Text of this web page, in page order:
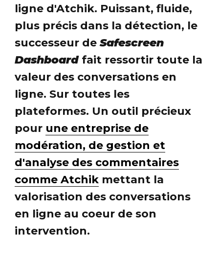
ligne d'Atchik. Puissant, fluide,
plus précis dans la détection, le
successeur deSafescreen
Dashboardfait ressortir toute la
valeur des conversations en
ligne. Sur toutes les
plateformes. Un outil précieux
pour une entreprise de
modération, de gestion et
d'analyse des commentaires
comme Atchik mettant la
valorisation des conversations
en ligne au coeur de son
intervention.